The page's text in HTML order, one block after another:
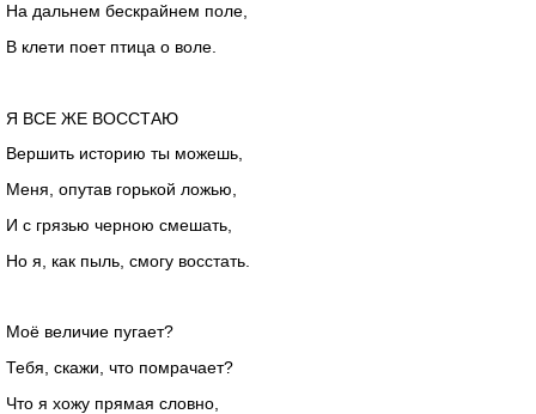
На дальнем бескрайнем поле,
В клети поет птица о воле.
Я ВСЕ ЖЕ ВОССТАЮ
Вершить историю ты можешь,
Меня, опутав горькой ложью,
И с грязью черною смешать,
Но я, как пыль, смогу восстать.
Моё величие пугает?
Тебя, скажи, что помрачает?
Что я хожу прямая словно,